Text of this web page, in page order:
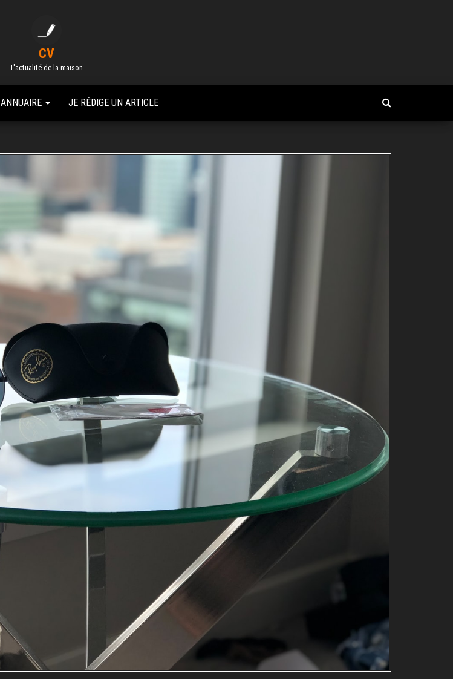
CV
L'actualité de la maison
ANNUAIRE JE RÉDIGE UN ARTICLE